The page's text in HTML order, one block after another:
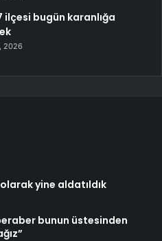
ilçesi bugün karanlığa
2026
yine aldatıldık
bunun üstesinden